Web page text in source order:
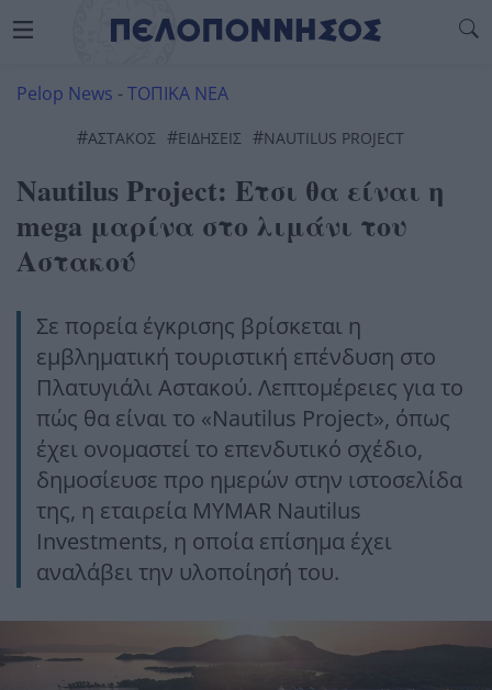
Pelop News -ΤΟΠΙΚΑ ΝΕΑ
#ΑΣΤΑΚΟΣ #ΕΙΔΗΣΕΙΣ #NAUTILUS PROJECT
Nautilus Project: Ετσι θα είναι η
mega μαρίνα στο λιμάνι του
Αστακού
Σε πορεία έγκρισης βρίσκεται η
εμβληματική τουριστική επένδυση στο
Πλατυγιάλι Αστακού. Λεπτομέρειες για το
πώς θα είναι το «Nautilus Project», όπως
έχει ονομαστεί το επενδυτικό σχέδιο,
δημοσίευσε προ ημερών στην ιστοσελίδα
της, η εταιρεία MYMAR Nautilus
Investments, η οποία επίσημα έχει
αναλάβει την υλοποίησή του.